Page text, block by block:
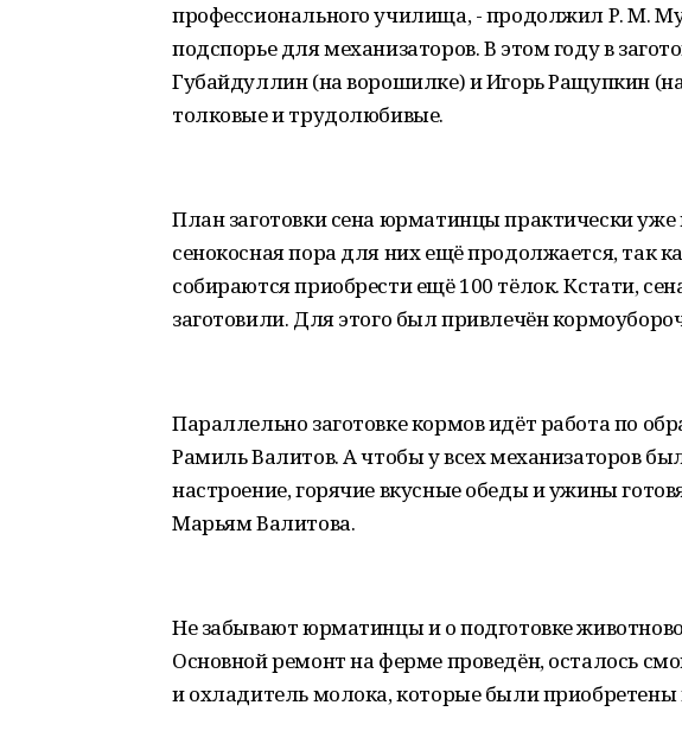
профессионального училища, - продолжил Р. М.
подспорье для механизаторов. В этом году в
Губайдуллин (на ворошилке) и Игорь Ращупкин
толковые и трудолюбивые.
План заготовки сена юрматинцы практически
сенокосная пора для них ещё продолжается, так
собираются приобрести ещё 100 тёлок. Кстати,
заготовили. Для этого был привлечён
Параллельно заготовке кормов идёт работа по
Рамиль Валитов. А чтобы у всех механизаторов
настроение, горячие вкусные обеды и ужины
Марьям Валитова.
Не забывают юрматинцы и о подготовке
Основной ремонт на ферме проведён, осталось
и охладитель молока, которые были приобретены